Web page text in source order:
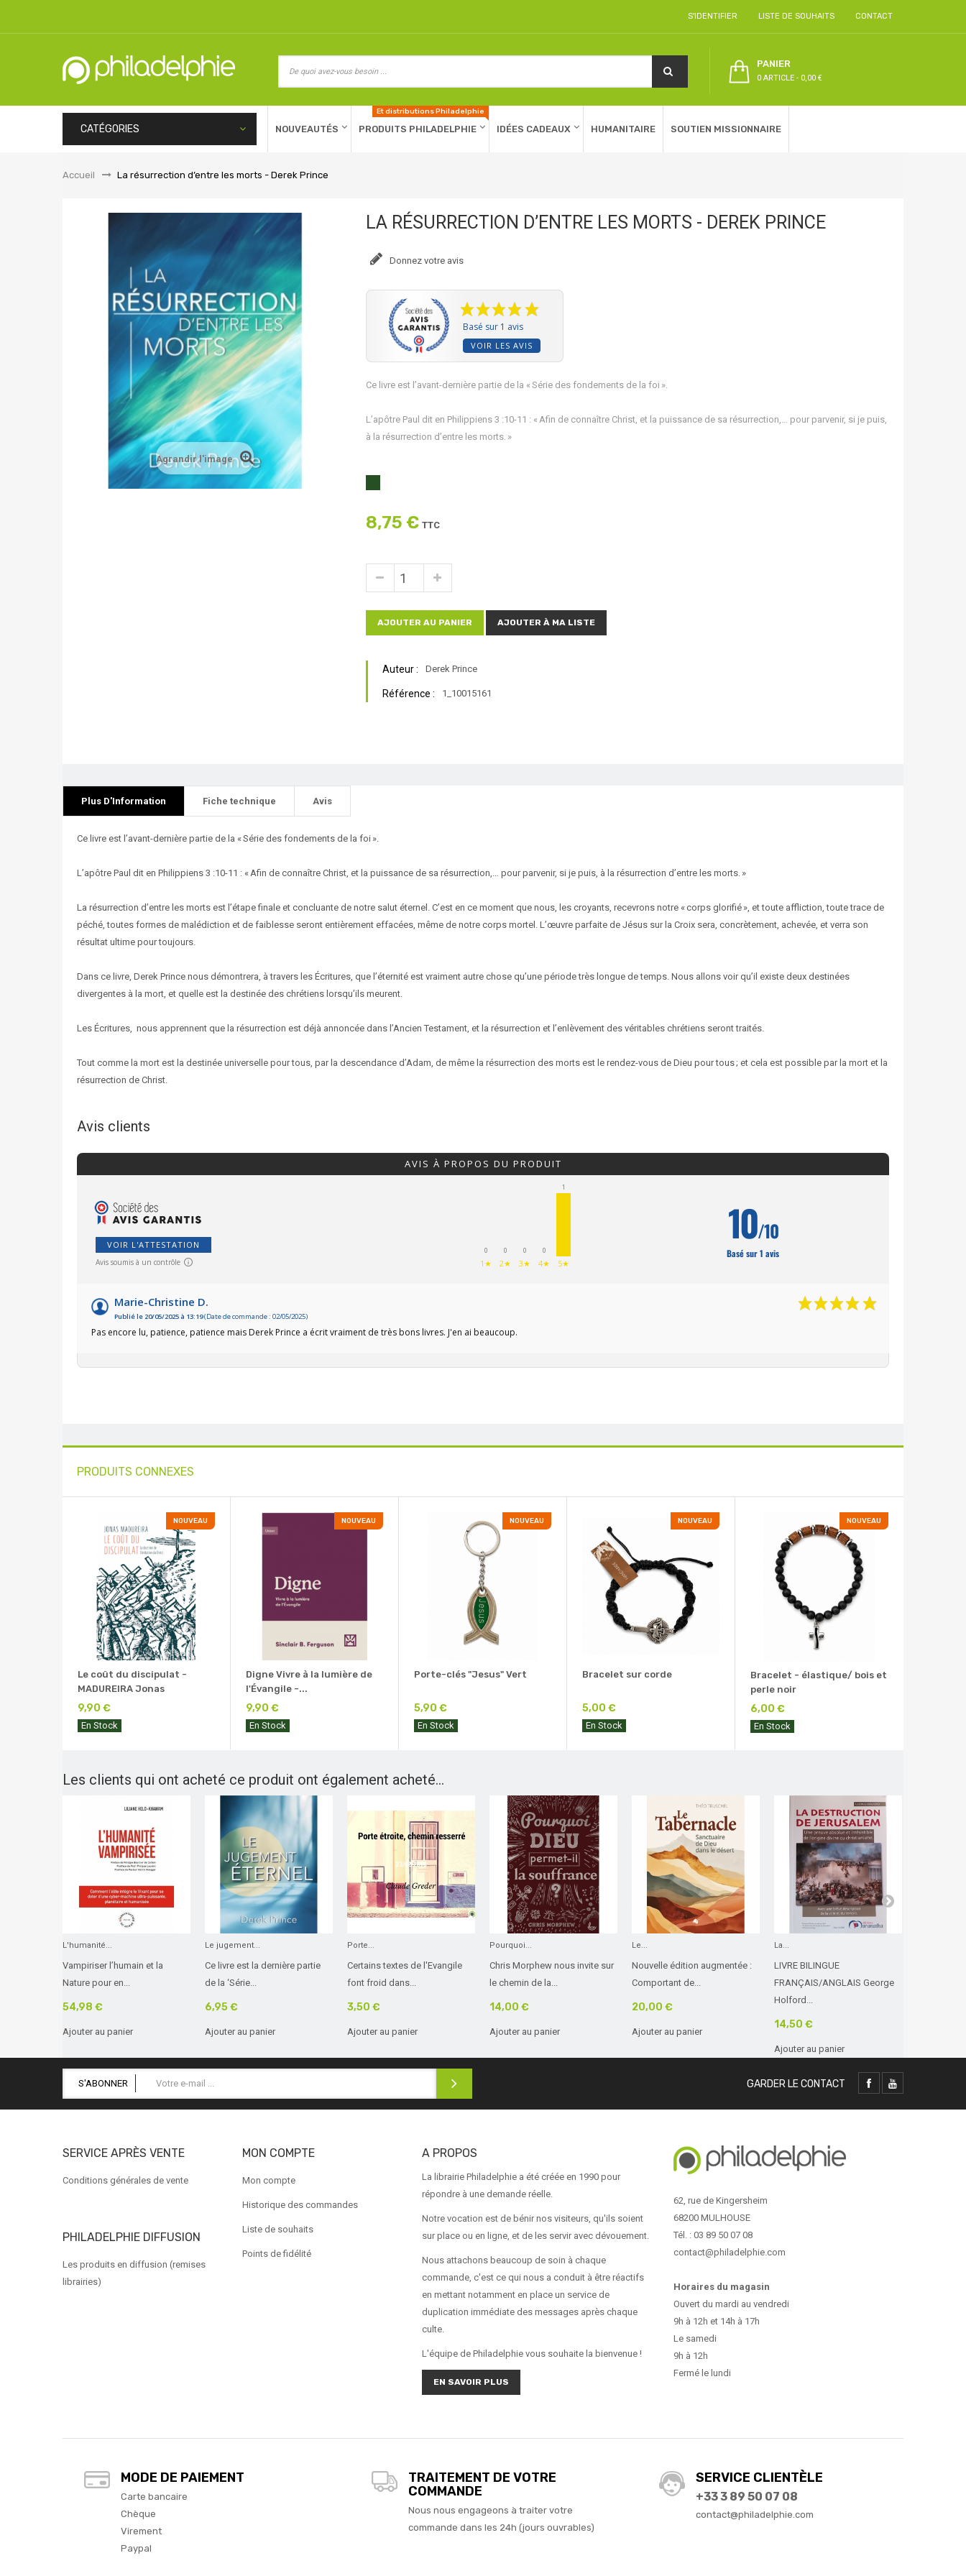
S'IDENTIFIER LISTE DE SOUHAITS CONTACT
PANIER
0 ARTICLE - 0,00 €
CATÉGORIES NOUVEAUTÉS PRODUITS PHILADELPHIE
Et distributions Philadelphie
IDÉES CADEAUX HUMANITAIRE SOUTIEN MISSIONNAIRE
Accueil &gt;La résurrection d’entre les morts - Derek Prince
Agrandir l'image
LA RÉSURRECTION D’ENTRE LES MORTS - DEREK PRINCE
Donnez votre avis
Basé sur 1 avis
VOIR LES AVIS
Ce livre est l’avant-dernière partie de la « Série des fondements de la foi ».
L’apôtre Paul dit en Philippiens 3 :10-11 : « Afin de connaître Christ, et la puissance de sa résurrection,… pour parvenir, si je puis,
à la résurrection d’entre les morts. »
8,75 € TTC
AJOUTER AU PANIER AJOUTER À MA LISTE
Auteur : Derek Prince
Référence : 1_10015161
Plus D'Information Fiche technique Avis
Ce livre est l’avant-dernière partie de la « Série des fondements de la foi ».
L’apôtre Paul dit en Philippiens 3 :10-11 : « Afin de connaître Christ, et la puissance de sa résurrection,… pour parvenir, si je puis, à la résurrection d’entre les morts. »
La résurrection d’entre les morts est l’étape finale et concluante de notre salut éternel. C’est en ce moment que nous, les croyants, recevrons notre « corps glorifié », et toute affliction, toute trace de
péché, toutes formes de malédiction et de faiblesse seront entièrement effacées, même de notre corps mortel. L’œuvre parfaite de Jésus sur la Croix sera, concrètement, achevée, et verra son
résultat ultime pour toujours.
Dans ce livre, Derek Prince nous démontrera, à travers les Écritures, que l’éternité est vraiment autre chose qu’une période très longue de temps. Nous allons voir qu’il existe deux destinées
divergentes à la mort, et quelle est la destinée des chrétiens lorsqu’ils meurent.
Les Écritures, nous apprennent que la résurrection est déjà annoncée dans l’Ancien Testament, et la résurrection et l’enlèvement des véritables chrétiens seront traités.
Tout comme la mort est la destinée universelle pour tous, par la descendance d’Adam, de même la résurrection des morts est le rendez-vous de Dieu pour tous ; et cela est possible par la mort et la
résurrection de Christ.
Avis clients
AVIS À PROPOS DU PRODUIT
VOIR L'ATTESTATION
Avis soumis à un contrôle
0
1★
0
2★
0
3★
0
4★
1
5★
10/10
Basé sur 1 avis
Marie-Christine D.
Publié le 20/05/2025 à 13:19(Date de commande : 02/05/2025)
Pas encore lu, patience, patience mais Derek Prince a écrit vraiment de très bons livres. J'en ai beaucoup.
PRODUITS CONNEXES
NOUVEAU
Le coût du discipulat -
MADUREIRA Jonas
9,90 €
En Stock
NOUVEAU
Digne Vivre à la lumière de
l'Évangile -...
9,90 €
En Stock
NOUVEAU
Porte-clés "Jesus" Vert
5,90 €
En Stock
NOUVEAU
Bracelet sur corde
5,00 €
En Stock
NOUVEAU
Bracelet - élastique/ bois et
perle noir
6,00 €
En Stock
Les clients qui ont acheté ce produit ont également acheté...
L'humanité...
Vampiriser l’humain et la
Nature pour en...
54,98 €
Ajouter au panier
Le jugement...
Ce livre est la dernière partie
de la ‘Série...
6,95 €
Ajouter au panier
Porte...
Certains textes de l'Evangile
font froid dans...
3,50 €
Ajouter au panier
Pourquoi...
Chris Morphew nous invite sur
le chemin de la...
14,00 €
Ajouter au panier
Le...
Nouvelle édition augmentée :
Comportant de...
20,00 €
Ajouter au panier
La...
LIVRE BILINGUE
FRANÇAIS/ANGLAIS George
Holford...
14,50 €
Ajouter au panier
S'ABONNER GARDER LE CONTACT
SERVICE APRÈS VENTE
Conditions générales de vente
PHILADELPHIE DIFFUSION
Les produits en diffusion (remises
librairies)
MON COMPTE
Mon compte
Historique des commandes
Liste de souhaits
Points de fidélité
A PROPOS
La librairie Philadelphie a été créée en 1990 pour
répondre à une demande réelle.
Notre vocation est de bénir nos visiteurs, qu'ils soient
sur place ou en ligne, et de les servir avec dévouement.
Nous attachons beaucoup de soin à chaque
commande, c'est ce qui nous a conduit à être réactifs
en mettant notamment en place un service de
duplication immédiate des messages après chaque
culte.
L'équipe de Philadelphie vous souhaite la bienvenue !
EN SAVOIR PLUS
62, rue de Kingersheim
68200 MULHOUSE
Tél. : 03 89 50 07 08
contact@philadelphie.com
Horaires du magasin
Ouvert du mardi au vendredi
9h à 12h et 14h à 17h
Le samedi
9h à 12h
Fermé le lundi
MODE DE PAIEMENT
Carte bancaire
Chèque
Virement
Paypal
TRAITEMENT DE VOTRE
COMMANDE
Nous nous engageons à traiter votre
commande dans les 24h (jours ouvrables)
SERVICE CLIENTÈLE
+33 3 89 50 07 08
contact@philadelphie.com